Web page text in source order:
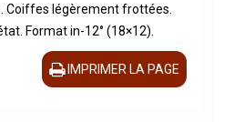
Coiffes légèrement frottées.
Format in-12° (18×12).
IMPRIMER LA PAGE